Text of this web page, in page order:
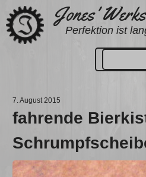
Zum
Inhalt
springen
Jones'
Perfektion ist
7. August 2015
fahrende